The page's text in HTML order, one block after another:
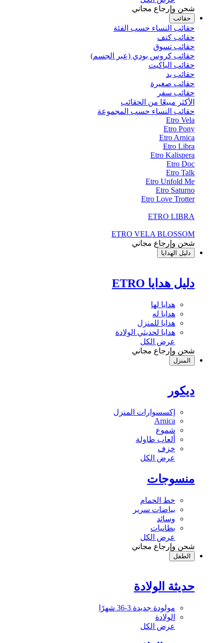
شحن وإرجاع مجاني
حقائب
حقائب النساء حسب الفئة
حقائب كتف
حقائب تسوق
حقائب كروس بودي (عبر الجسم)
حقائب الباكيت
حقائب يد
حقائب صغيرة
حقائب سفر
الأكثر مبيعًا من الحقائب
حقائب النساء حسب المجموعة
Etro Vela
Etro Pony
Etro Arnica
Etro Libra
Etro Kalispera
Etro Doc
Etro Talk
Etro Unfold Me
Etro Saturno
Etro Love Trotter
ETRO LIBRA
ETRO VELA BLOSSOM
شحن وإرجاع مجاني
دليل الهدايا
دليل هدايا ETRO
هدايا لها
هدايا له
هدايا للمنزل
هدايا لحديثي الولادة
عرض الكل
شحن وإرجاع مجاني
المنزل
ديكور
إكسسوارات المنزل
Arnica
شموع
ألعاب طاولة
خزف
عرض الكل
منسوجات
خط الحمام
بياضات سرير
وسائد
بطانيات
عرض الكل
شحن وإرجاع مجاني
الطفل
حديثة الولادة
مولودة جديدة 3-36 شهرًا
الولادة
عرض الكل